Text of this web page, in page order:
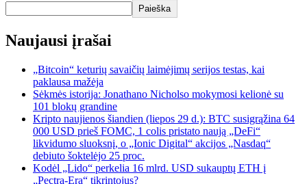
Paieška
Naujausi įrašai
„Bitcoin“ keturių savaičių laimėjimų serijos testas, kai
paklausa mažėja
Sėkmės istorija: Jonathano Nicholso mokymosi kelionė su
101 blokų grandine
Kripto naujienos šiandien (liepos 29 d.): BTC susigrąžina 64
000 USD prieš FOMC, 1 colis pristato naują „DeFi“
likvidumo sluoksnį, o „Ionic Digital“ akcijos „Nasdaq“
debiuto šoktelėjo 25 proc.
Kodėl „Lido“ perkelia 16 mlrd. USD sukauptų ETH į
„Pectra-Era“ tikrintojus?